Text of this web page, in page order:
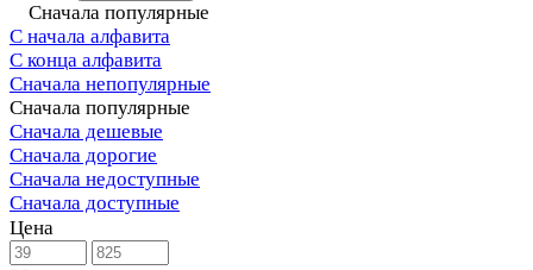
Сначала популярные
С начала алфавита
С конца алфавита
Сначала непопулярные
Сначала популярные
Сначала дешевые
Сначала дорогие
Сначала недоступные
Сначала доступные
Цена